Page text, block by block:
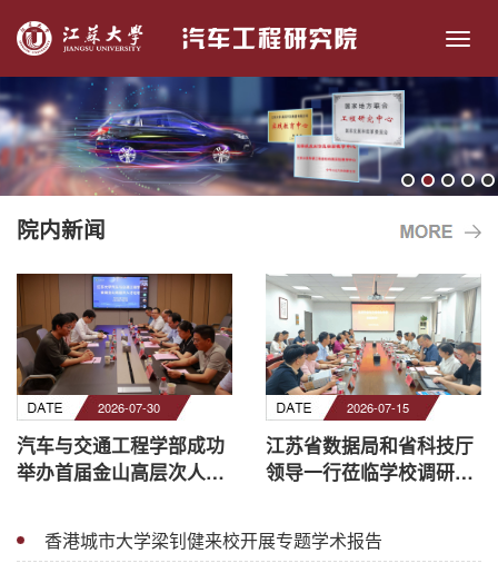
切
换
导
航
院内新闻
2026-07-30
汽车与交通工程学部成功
举办首届金山高层次人才
2026-07-15
江苏省数据局和省科技厅
领导一行莅临学校调研交
香港城市大学梁钊健来校开展专题学术报告